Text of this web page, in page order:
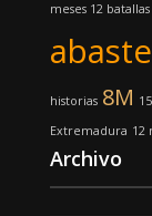
meses 12 batallas
historias 8M
Extremadura 12
Archivo